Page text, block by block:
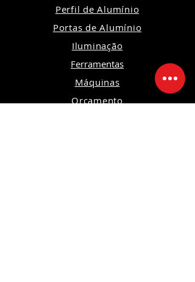
Perfil de Alumínio
Portas de Alumínio
Iluminação
Ferramentas
Máquinas
Orçamento